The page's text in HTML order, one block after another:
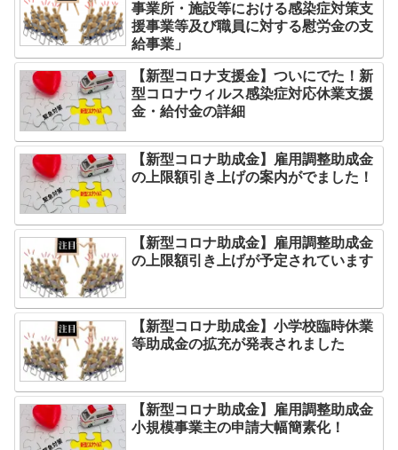
事業所・施設等における感染症対策支
援事業等及び職員に対する慰労金の支
給事業」
【新型コロナ支援金】ついにでた！新
型コロナウィルス感染症対応休業支援
金・給付金の詳細
【新型コロナ助成金】雇用調整助成金
の上限額引き上げの案内がでました！
【新型コロナ助成金】雇用調整助成金
の上限額引き上げが予定されています
【新型コロナ助成金】小学校臨時休業
等助成金の拡充が発表されました
【新型コロナ助成金】雇用調整助成金
小規模事業主の申請大幅簡素化！